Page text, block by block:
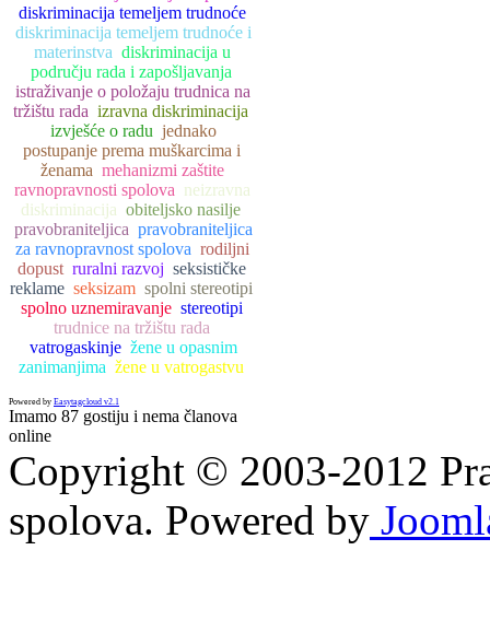
diskriminacija temeljem trudnoće
diskriminacija temeljem trudnoće i
materinstva diskriminacija u
području rada i zapošljavanja
istraživanje o položaju trudnica na
tržištu rada izravna diskriminacija
izvješće o radu jednako
postupanje prema muškarcima i
ženama mehanizmi zaštite
ravnopravnosti spolova neizravna
diskriminacija obiteljsko nasilje
pravobraniteljica pravobraniteljica
za ravnopravnost spolova rodiljni
dopust ruralni razvoj seksističke
reklame seksizam spolni stereotipi
spolno uznemiravanje stereotipi
trudnice na tržištu rada
vatrogaskinje žene u opasnim
zanimanjima žene u vatrogastvu
Powered by Easytagcloud v2.1
Imamo 87 gostiju i nema članova
online
Copyright © 2003-2012
spolova. Powered by